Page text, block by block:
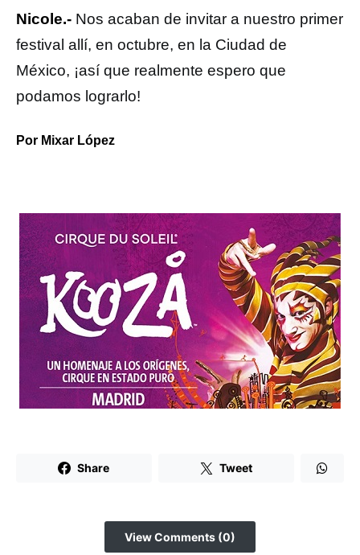
Nicole.- Nos acaban de invitar a nuestro primer
festival allí, en octubre, en la Ciudad de
México, ¡así que realmente espero que
podamos lograrlo!
Por Mixar López
Share Tweet
View Comments (0)